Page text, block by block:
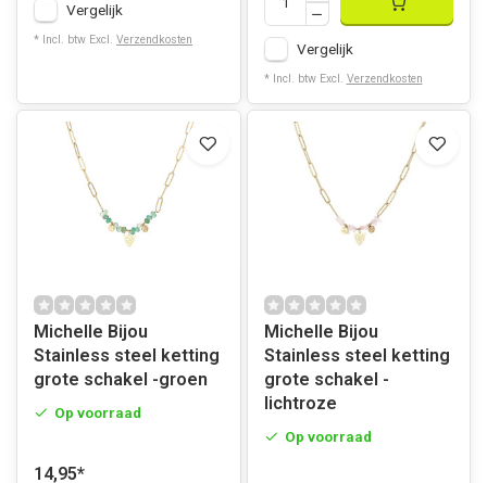
Vergelijk
* Incl. btw Excl. Verzendkosten
Vergelijk
* Incl. btw Excl. Verzendkosten
Michelle Bijou
Stainless steel ketting
grote schakel -groen
Op voorraad
14,95*
Michelle Bijou
Stainless steel ketting
grote schakel -
lichtroze
Op voorraad